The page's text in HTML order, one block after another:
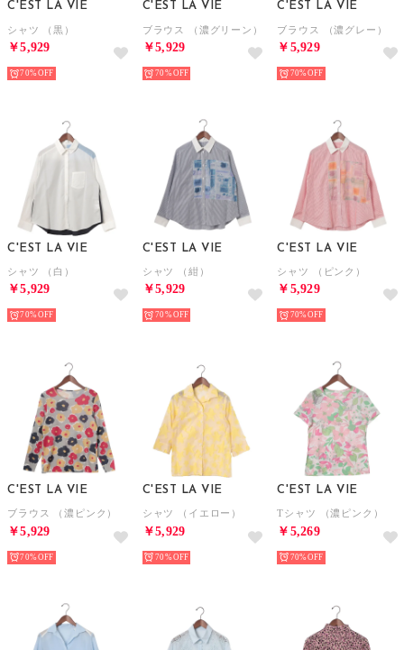
C'EST LA VIE
シャツ （黒）
￥5,929
70%
C'EST LA VIE
ブラウス （濃グリーン）
￥5,929
70%
C'EST LA VIE
ブラウス （濃グレー）
￥5,929
70%
C'EST LA VIE
シャツ （白）
￥5,929
70%
C'EST LA VIE
シャツ （紺）
￥5,929
70%
C'EST LA VIE
シャツ （ピンク）
￥5,929
70%
C'EST LA VIE
ブラウス （濃ピンク）
￥5,929
70%
C'EST LA VIE
シャツ （イエロー）
￥5,929
70%
C'EST LA VIE
Tシャツ （濃ピンク）
￥5,269
70%